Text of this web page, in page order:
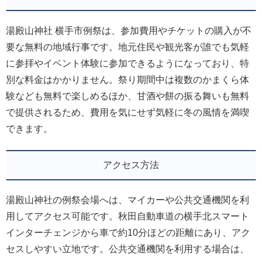
湯殿山神社 横手市例祭は、参加費用やチケットの購入が不
要な無料の地域行事です。地元住民や観光客が誰でも気軽
に参拝やイベント体験に参加できるようになっており、特
別な料金はかかりません。祭り期間中は複数のかまくら体
験なども無料で楽しめるほか、甘酒や餅の振る舞いも無料
で提供されるため、費用を気にせず気軽に冬の風情を満喫
できます。
アクセス方法
湯殿山神社の例祭会場へは、マイカーや公共交通機関を利
用してアクセス可能です。秋田自動車道の横手北スマート
インターチェンジから車で約10分ほどの距離にあり、アク
セスしやすい立地です。公共交通機関を利用する場合は、